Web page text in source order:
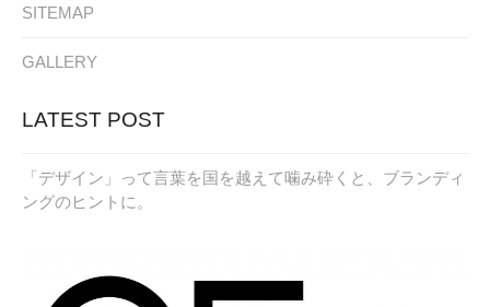
SITEMAP
GALLERY
LATEST POST
「デザイン」って言葉を国を越えて噛み砕くと、ブランディ
ングのヒントに。